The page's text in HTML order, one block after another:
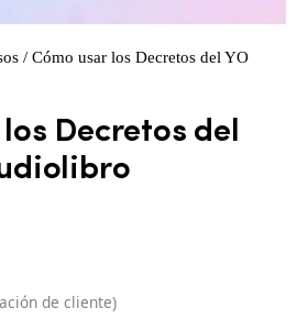
/ Cómo usar los Decretos del YO
Decretos del
de cliente)